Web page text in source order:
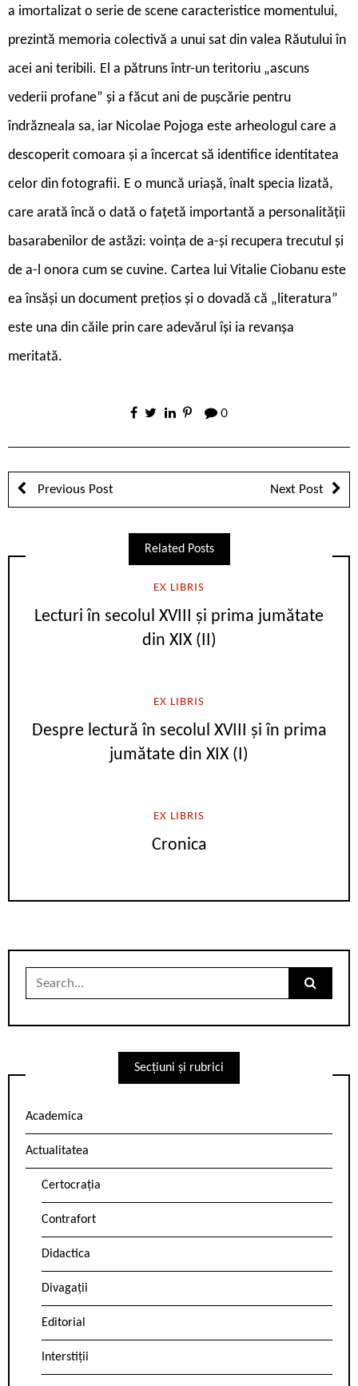
a imortalizat o serie de scene caracteristice momen­tului,
prezintă memoria colectivă a unui sat din valea Răutului în
acei ani teribili. El a pătruns într-un teritoriu „ascuns
vederii profane” și a făcut ani de pușcărie pentru
îndrăzneala sa, iar Nicolae Pojoga este arheologul care a
descoperit comoara și a încer­cat să identifice identitatea
celor din fotografii. E o muncă uriașă, înalt specia lizată,
care arată încă o dată o fațetă importantă a personalității
basara­benilor de astăzi: voința de a-și recupera trecutul și
de a-l onora cum se cuvine. Cartea lui Vitalie Ciobanu este
ea însăși un document prețios și o dovadă că „literatura”
este una din căile prin care adevărul își ia revanșa
meritată.
0
Previous Post Next Post
Related Posts
EX LIBRIS
Lecturi în secolul XVIII și prima jumătate
din XIX (II)
EX LIBRIS
Despre lectură în secolul XVIII și în prima
jumătate din XIX (I)
EX LIBRIS
Cronica
Search
Secțiuni și rubrici
Academica
Actualitatea
Certocrația
Contrafort
Didactica
Divagații
Editorial
Interstiții